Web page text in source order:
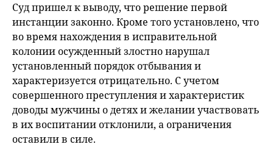
Суд пришел к выводу, что решение первой
инстанции законно. Кроме того установлено, что
во время нахождения в исправительной
колонии осужденный злостно нарушал
установленный порядок отбывания и
характеризуется отрицательно. С учетом
совершенного преступления и характеристик
доводы мужчины о детях и желании участвовать
в их воспитании отклонили, а ограничения
оставили в силе.